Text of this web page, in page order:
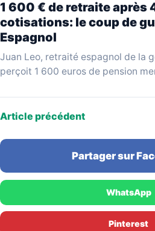
1 600 € de retraite après
cotisations: le coup de
Espagnol
Juan Leo, retraité espagnol de la
perçoit 1 600 euros de pension
Article précédent
Partager sur
WhatsApp
Pinterest